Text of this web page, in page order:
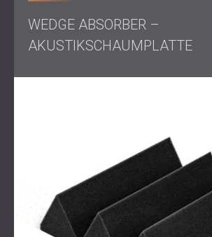
WEDGE ABSORBER –
AKUSTIKSCHAUMPLATTE